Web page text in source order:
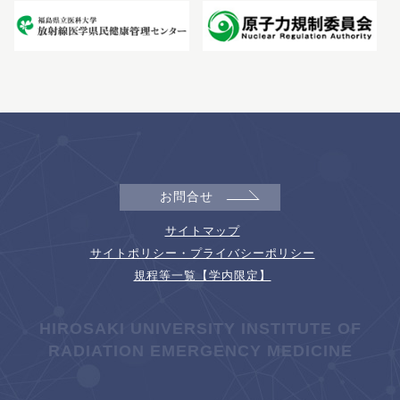
お問合せ
サイトマップ
サイトポリシー・プライバシーポリシー
規程等一覧【学内限定】
HIROSAKI UNIVERSITY INSTITUTE OF
RADIATION EMERGENCY MEDICINE